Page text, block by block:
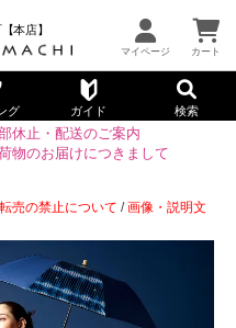
本店】
グ ガイド 検索
休止・配送のご案内
物のお届けにつきまして
売の禁止について /画像・説明文